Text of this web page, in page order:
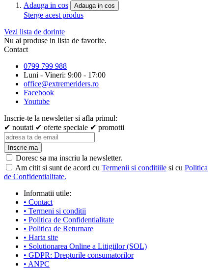
Adauga in cos Adauga in cos
Sterge acest produs
Vezi lista de dorinte
Nu ai produse in lista de favorite.
Contact
0799 799 988
Luni - Vineri: 9:00 - 17:00
office@extremeriders.ro
Facebook
Youtube
Inscrie-te la newsletter si afla primul:
✔ noutati ✔ oferte speciale ✔ promotii
Inscrie-ma
Doresc sa ma inscriu la newsletter.
Am citit si sunt de acord cu Termenii si conditiile si cu Politica
de Confidentialitate.
Informatii utile:
• Contact
• Termeni si conditii
• Politica de Confidentialitate
• Politica de Returnare
• Harta site
• Solutionarea Online a Litigiilor (SOL)
• GDPR: Drepturile consumatorilor
• ANPC